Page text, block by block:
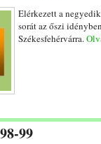
Elérkezett a
sorát az őszi
Székesfehérvárra.
99